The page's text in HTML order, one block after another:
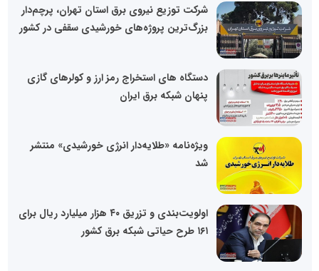
شرکت توزیع نیروی برق استان تهران، پرچم‌دار
بزرگ‌ترین پروژه‌های خورشیدی سقفی در کشور
دستگاه های استخراج رمز ارز و کولرهای گازی
پنهان شبکه برق ایران
ویژه‌نامه «طلایه‌دار انرژی خورشیدی» منتشر
شد
اولویت‌بندی و تزریق ۴۰ هزار میلیارد ریال برای
۱۶۱ طرح حیاتی شبکه برق کشور